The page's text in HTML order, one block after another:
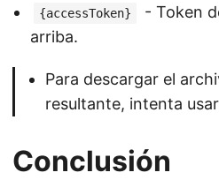
{accessToken}
- Token
arriba.
Para descargar el
resultante, intenta
Conclusión